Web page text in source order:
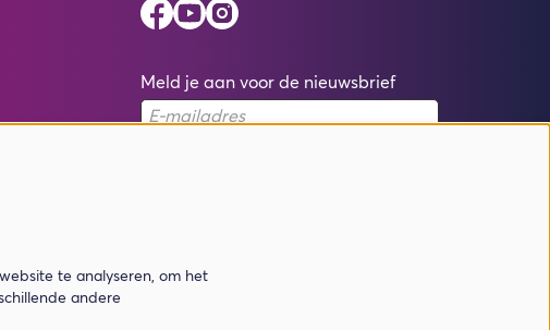
Meld je aan voor de nieuwsbrief
te analyseren, om het
andere